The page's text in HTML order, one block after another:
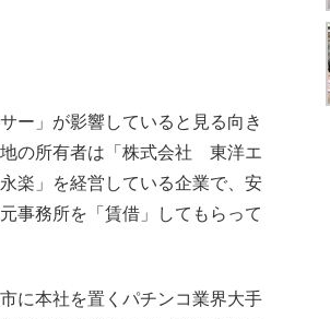
ー」が影響していると見る向き
の所有者は「株式会社 東洋エ
楽」を経営している企業で、安
事務所を「賃借」してもらって
に本社を置くパチンコ業界大手